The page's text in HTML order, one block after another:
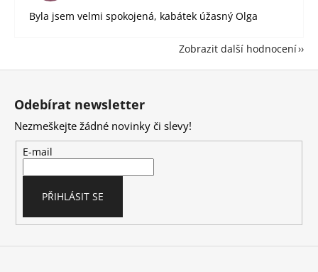
Byla jsem velmi spokojená, kabátek úžasný Olga
Zobrazit další hodnocení
Z
Odebírat newsletter
Nezmeškejte žádné novinky či slevy!
E-mail
PŘIHLÁSIT SE